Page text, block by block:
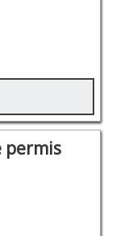
permis